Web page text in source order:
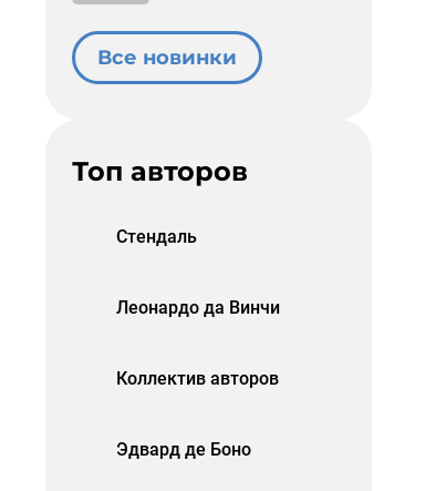
Все новинки
Топ авторов
Стендаль
Леонардо да Винчи
Коллектив авторов
Эдвард де Боно